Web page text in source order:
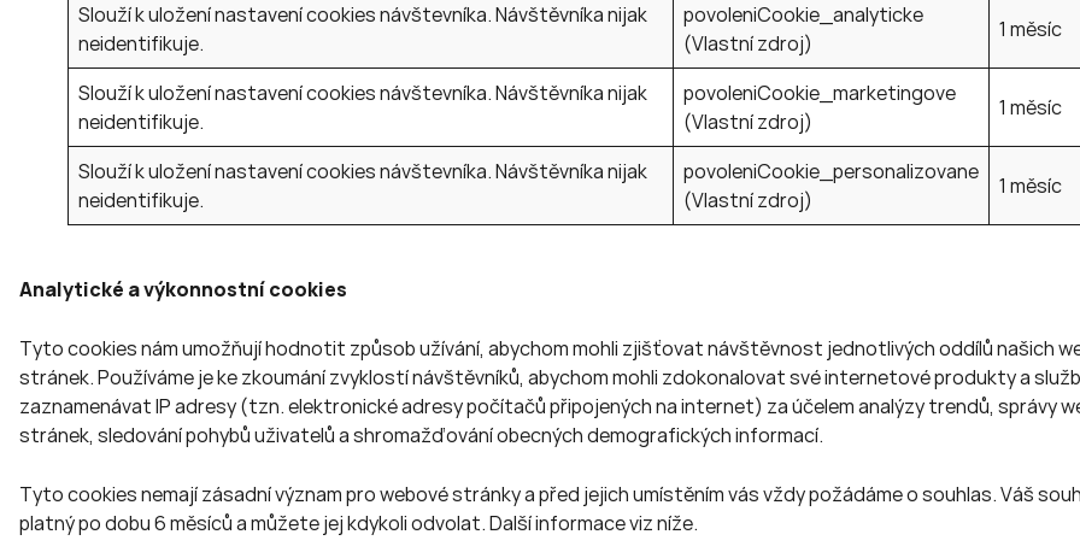
Slouží k uložení nastavení cookies návštevníka. Návštěvníka nijak
neidentifikuje.
povoleniCookie_analyticke
(Vlastní zdroj)
1 měsíc
Slouží k uložení nastavení cookies návštevníka. Návštěvníka nijak
neidentifikuje.
povoleniCookie_marketingove
(Vlastní zdroj)
1 měsíc
Slouží k uložení nastavení cookies návštevníka. Návštěvníka nijak
neidentifikuje.
povoleniCookie_personalizovane
(Vlastní zdroj)
1 měsíc
Analytické a výkonnostní cookies
Tyto cookies nám umožňují hodnotit způsob užívání, abychom mohli zjišťovat návštěvnost jednotlivých oddílů našich
stránek. Používáme je ke zkoumání zvyklostí návštěvníků, abychom mohli zdokonalovat své internetové produkty a
zaznamenávat IP adresy (tzn. elektronické adresy počítačů připojených na internet) za účelem analýzy trendů, správy
stránek, sledování pohybů uživatelů a shromažďování obecných demografických informací.
Tyto cookies nemají zásadní význam pro webové stránky a před jejich umístěním vás vždy požádáme o souhlas. Váš
platný po dobu 6 měsíců a můžete jej kdykoli odvolat. Další informace viz níže.